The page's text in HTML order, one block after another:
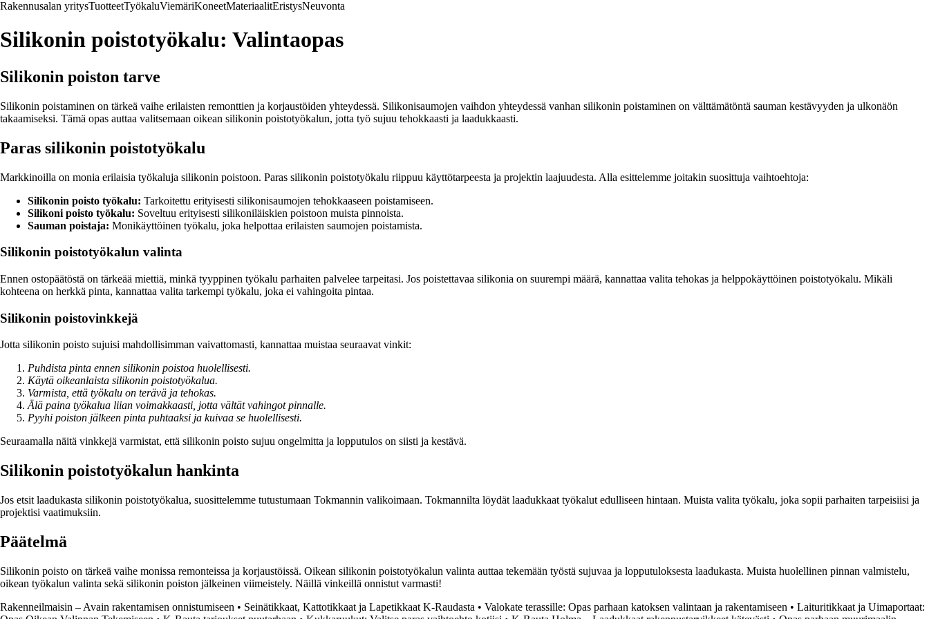
Rakennusalan yritysTuotteetTyökaluViemäriKoneetMateriaalitEristysNeuvonta
Silikonin poistotyökalu: Valintaopas
Silikonin poiston tarve
Silikonin poistaminen on tärkeä vaihe erilaisten remonttien ja korjaustöiden yhteydessä. Silikonisaumojen vaihdon yhteydessä vanhan silikonin poistaminen on välttämätöntä sauman kestävyyden ja ulkonäön
takaamiseksi. Tämä opas auttaa valitsemaan oikean silikonin poistotyökalun, jotta työ sujuu tehokkaasti ja laadukkaasti.
Paras silikonin poistotyökalu
Markkinoilla on monia erilaisia työkaluja silikonin poistoon. Paras silikonin poistotyökalu riippuu käyttötarpeesta ja projektin laajuudesta. Alla esittelemme joitakin suosittuja vaihtoehtoja:
Silikonin poisto työkalu: Tarkoitettu erityisesti silikonisaumojen tehokkaaseen poistamiseen.
Silikoni poisto työkalu: Soveltuu erityisesti silikoniläiskien poistoon muista pinnoista.
Sauman poistaja: Monikäyttöinen työkalu, joka helpottaa erilaisten saumojen poistamista.
Silikonin poistotyökalun valinta
Ennen ostopäätöstä on tärkeää miettiä, minkä tyyppinen työkalu parhaiten palvelee tarpeitasi. Jos poistettavaa silikonia on suurempi määrä, kannattaa valita tehokas ja helppokäyttöinen poistotyökalu. Mikäli
kohteena on herkkä pinta, kannattaa valita tarkempi työkalu, joka ei vahingoita pintaa.
Silikonin poistovinkkejä
Jotta silikonin poisto sujuisi mahdollisimman vaivattomasti, kannattaa muistaa seuraavat vinkit:
Puhdista pinta ennen silikonin poistoa huolellisesti.
Käytä oikeanlaista silikonin poistotyökalua.
Varmista, että työkalu on terävä ja tehokas.
Älä paina työkalua liian voimakkaasti, jotta vältät vahingot pinnalle.
Pyyhi poiston jälkeen pinta puhtaaksi ja kuivaa se huolellisesti.
Seuraamalla näitä vinkkejä varmistat, että silikonin poisto sujuu ongelmitta ja lopputulos on siisti ja kestävä.
Silikonin poistotyökalun hankinta
Jos etsit laadukasta silikonin poistotyökalua, suosittelemme tutustumaan Tokmannin valikoimaan. Tokmannilta löydät laadukkaat työkalut edulliseen hintaan. Muista valita työkalu, joka sopii parhaiten tarpeisiisi ja
projektisi vaatimuksiin.
Päätelmä
Silikonin poisto on tärkeä vaihe monissa remonteissa ja korjaustöissä. Oikean silikonin poistotyökalun valinta auttaa tekemään työstä sujuvaa ja lopputuloksesta laadukasta. Muista huolellinen pinnan valmistelu,
oikean työkalun valinta sekä silikonin poiston jälkeinen viimeistely. Näillä vinkeillä onnistut varmasti!
Rakenneilmaisin – Avain rakentamisen onnistumiseen • Seinätikkaat, Kattotikkaat ja Lapetikkaat K-Raudasta • Valokate terassille: Opas parhaan katoksen valintaan ja rakentamiseen • Laituritikkaat ja Uimaportaat: